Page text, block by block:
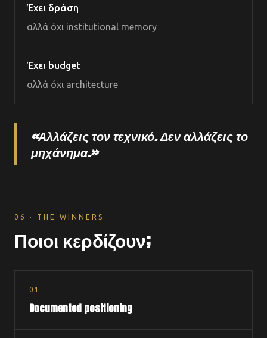
Έχει δράση
αλλά όχι institutional memory
Έχει budget
αλλά όχι architecture
«Αλλάζεις τον τεχνικό. Δεν αλλάζεις το
μηχάνημα.»
06 · THE WINNERS
Ποιοι κερδίζουν;
0 1
Documented positioning